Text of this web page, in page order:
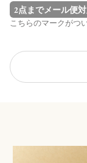
2点までメール便
こちらのマークがつ